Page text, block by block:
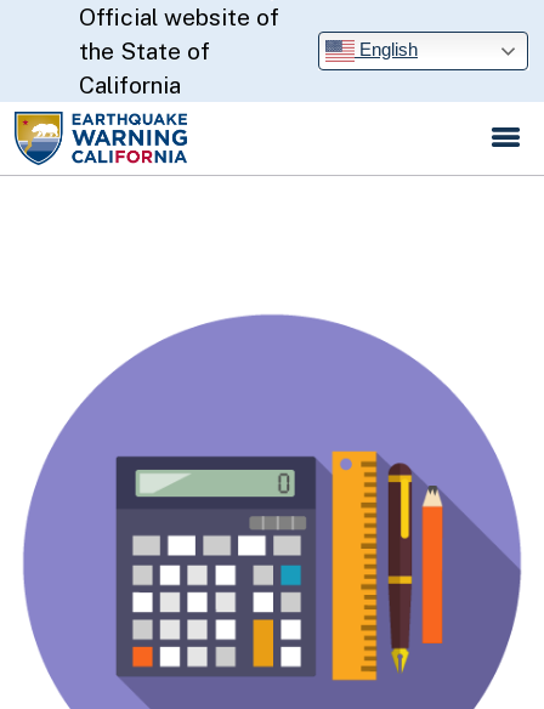
Skip
CA.gov
Official website of
the State of
California
English